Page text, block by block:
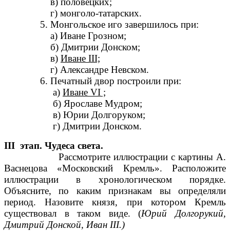
г) монголо-татарских.
5. Монгольское иго завершилось при:
а) Иване Грозном;
б) Дмитрии Донском;
в) Иване III;
г) Александре Невском.
6. Печатный двор построили при:
а) Иване VI ;
б) Ярославе Мудром;
в) Юрии Долгоруком;
г) Дмитрии Донском.
III этап. Чудеса света.
Рассмотрите иллюстрации с картины А.
Васнецова «Московский Кремль». Расположите
иллюстрации в хронологическом порядке.
Объясните, по каким признакам вы определяли
период. Назовите князя, при котором Кремль
существовал в таком виде. (Юрий Долгорукий,
Дмитрий Донской, Иван III.)